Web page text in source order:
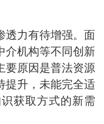
透力有待增强。面
介机构等不同创新
要原因是普法资源
提升，未能完全适
获取方式的新需